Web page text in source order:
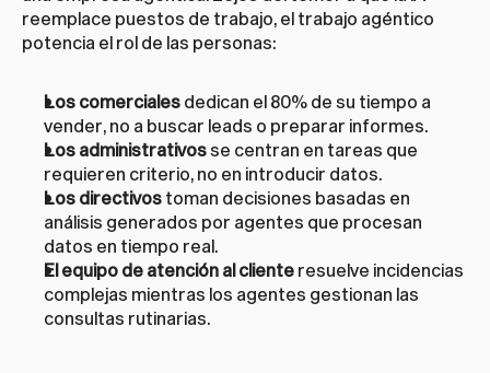
reemplace puestos de trabajo, el trabajo agéntico
potencia el rol de las personas:
Los comerciales dedican el 80% de su tiempo a
vender, no a buscar leads o preparar informes.
Los administrativos se centran en tareas que
requieren criterio, no en introducir datos.
Los directivos toman decisiones basadas en
análisis generados por agentes que procesan
datos en tiempo real.
El equipo de atención al cliente resuelve incidencias
complejas mientras los agentes gestionan las
consultas rutinarias.